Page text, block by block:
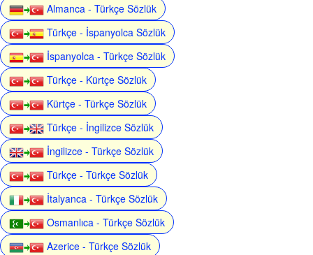
Almanca - Türkçe Sözlük
Türkçe - İspanyolca Sözlük
İspanyolca - Türkçe Sözlük
Türkçe - Kürtçe Sözlük
Kürtçe - Türkçe Sözlük
Türkçe - İngilizce Sözlük
İngilizce - Türkçe Sözlük
Türkçe - Türkçe Sözlük
İtalyanca - Türkçe Sözlük
Osmanlıca - Türkçe Sözlük
Azerice - Türkçe Sözlük